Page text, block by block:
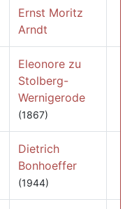
Ernst Moritz
Arndt
Eleonore zu
Stolberg-
Wernigerode
(1867)
Dietrich
Bonhoeffer
(1944)